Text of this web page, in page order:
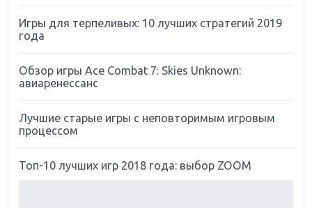
Игры для терпеливых: 10 лучших стратегий 2019
года
Обзор игры Ace Combat 7: Skies Unknown:
авиаренессанс
Лучшие старые игры с неповторимым игровым
процессом
Топ-10 лучших игр 2018 года: выбор ZOOM